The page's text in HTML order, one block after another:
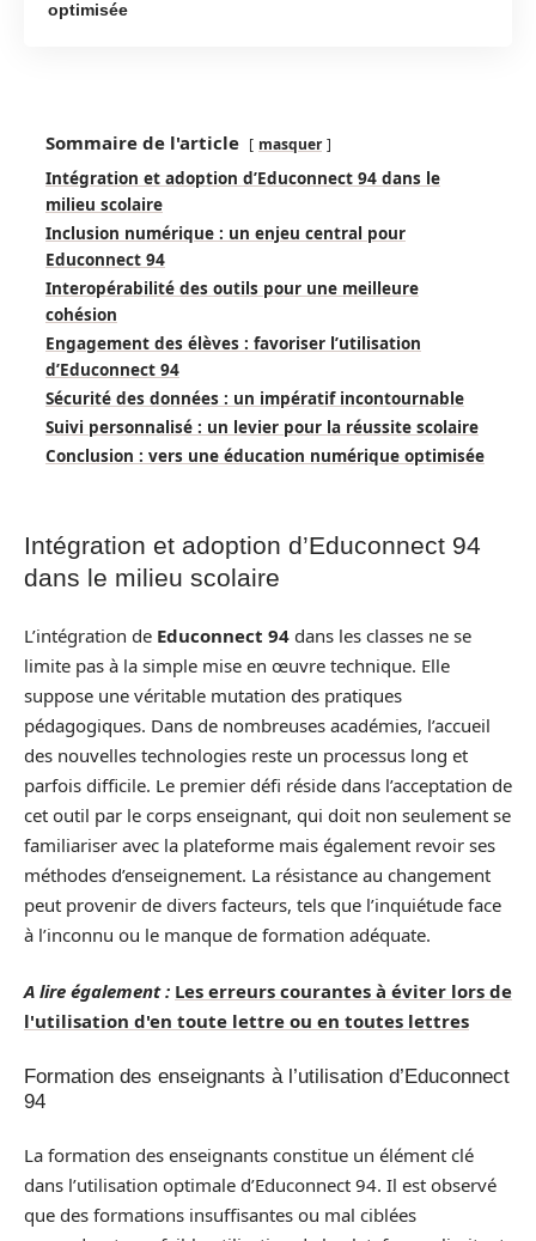
optimisée
Sommaire de l'article masquer
Intégration et adoption d’Educonnect 94 dans le
milieu scolaire
Inclusion numérique : un enjeu central pour
Educonnect 94
Interopérabilité des outils pour une meilleure
cohésion
Engagement des élèves : favoriser l’utilisation
d’Educonnect 94
Sécurité des données : un impératif incontournable
Suivi personnalisé : un levier pour la réussite scolaire
Conclusion : vers une éducation numérique optimisée
Intégration et adoption d’Educonnect 94
dans le milieu scolaire
L’intégration de Educonnect 94 dans les classes ne se
limite pas à la simple mise en œuvre technique. Elle
suppose une véritable mutation des pratiques
pédagogiques. Dans de nombreuses académies, l’accueil
des nouvelles technologies reste un processus long et
parfois difficile. Le premier défi réside dans l’acceptation de
cet outil par le corps enseignant, qui doit non seulement se
familiariser avec la plateforme mais également revoir ses
méthodes d’enseignement. La résistance au changement
peut provenir de divers facteurs, tels que l’inquiétude face
à l’inconnu ou le manque de formation adéquate.
A lire également : Les erreurs courantes à éviter lors de
l'utilisation d'en toute lettre ou en toutes lettres
Formation des enseignants à l’utilisation d’Educonnect
94
La formation des enseignants constitue un élément clé
dans l’utilisation optimale d’Educonnect 94. Il est observé
que des formations insuffisantes ou mal ciblées